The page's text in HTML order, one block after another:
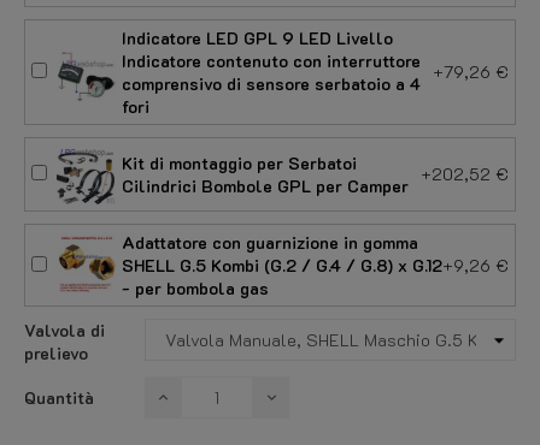
Indicatore LED GPL 9 LED Livello
Indicatore contenuto con interruttore
comprensivo di sensore serbatoio a 4
fori
+79,26 €
Kit di montaggio per Serbatoi
Cilindrici Bombole GPL per Camper
+202,52 €
Adattatore con guarnizione in gomma
SHELL G.5 Kombi (G.2 / G.4 / G.8) x G.12
- per bombola gas
+9,26 €
Valvola di
prelievo
Quantità